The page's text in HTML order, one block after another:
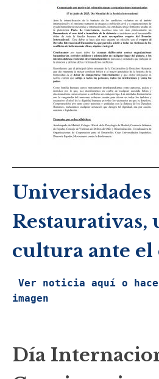
Universidades
Restaurativas,
cultura ante
imagen
Día